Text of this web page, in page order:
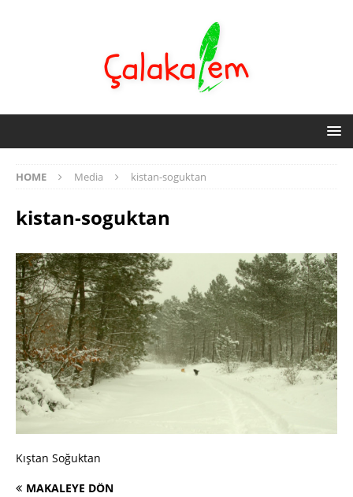
HOME Media kistan-soguktan
kistan-soguktan
Kıştan Soğuktan
MAKALEYE DÖN